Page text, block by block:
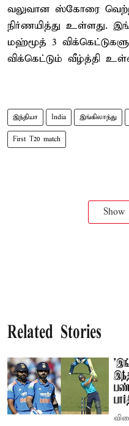
வலுவான ஸ்கோரை
நிர்ணயித்து உள்ளது.
மஹ்மூத் 3
விக்கெட்டும் வீழ்த்தி
இந்தியா India இங்கிலாந்து
First T20 match
Show
Related Stories